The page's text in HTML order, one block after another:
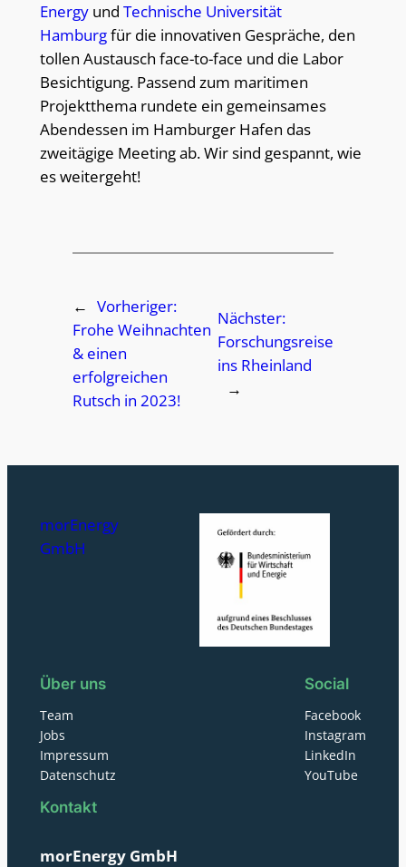
Energyund Technische Universität
Hamburgfür die innovativen Gespräche, den
tollen Austausch face-to-face und die Labor
Besichtigung. Passend zum maritimen
Projektthema rundete ein gemeinsames
Abendessen im Hamburger Hafen das
zweitägige Meeting ab. Wir sind gespannt, wie
es weitergeht!
← Vorheriger:
Frohe Weihnachten
& einen
erfolgreichen
Rutsch in 2023!
Nächster:
Forschungsreise
ins Rheinland
→
morEnergy
GmbH
Über uns
Team
Jobs
Impressum
Datenschutz
Social
Facebook
Instagram
LinkedIn
YouTube
Kontakt
morEnergy GmbH